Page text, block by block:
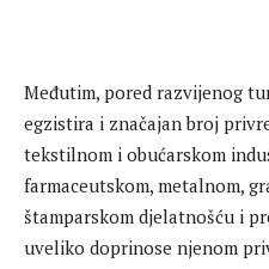
Međutim, pored razvijenog
egzistira i značajan broj
tekstilnom i obućarskom
farmaceutskom, metalnom,
štamparskom djelatnošću i
uveliko doprinose njenom